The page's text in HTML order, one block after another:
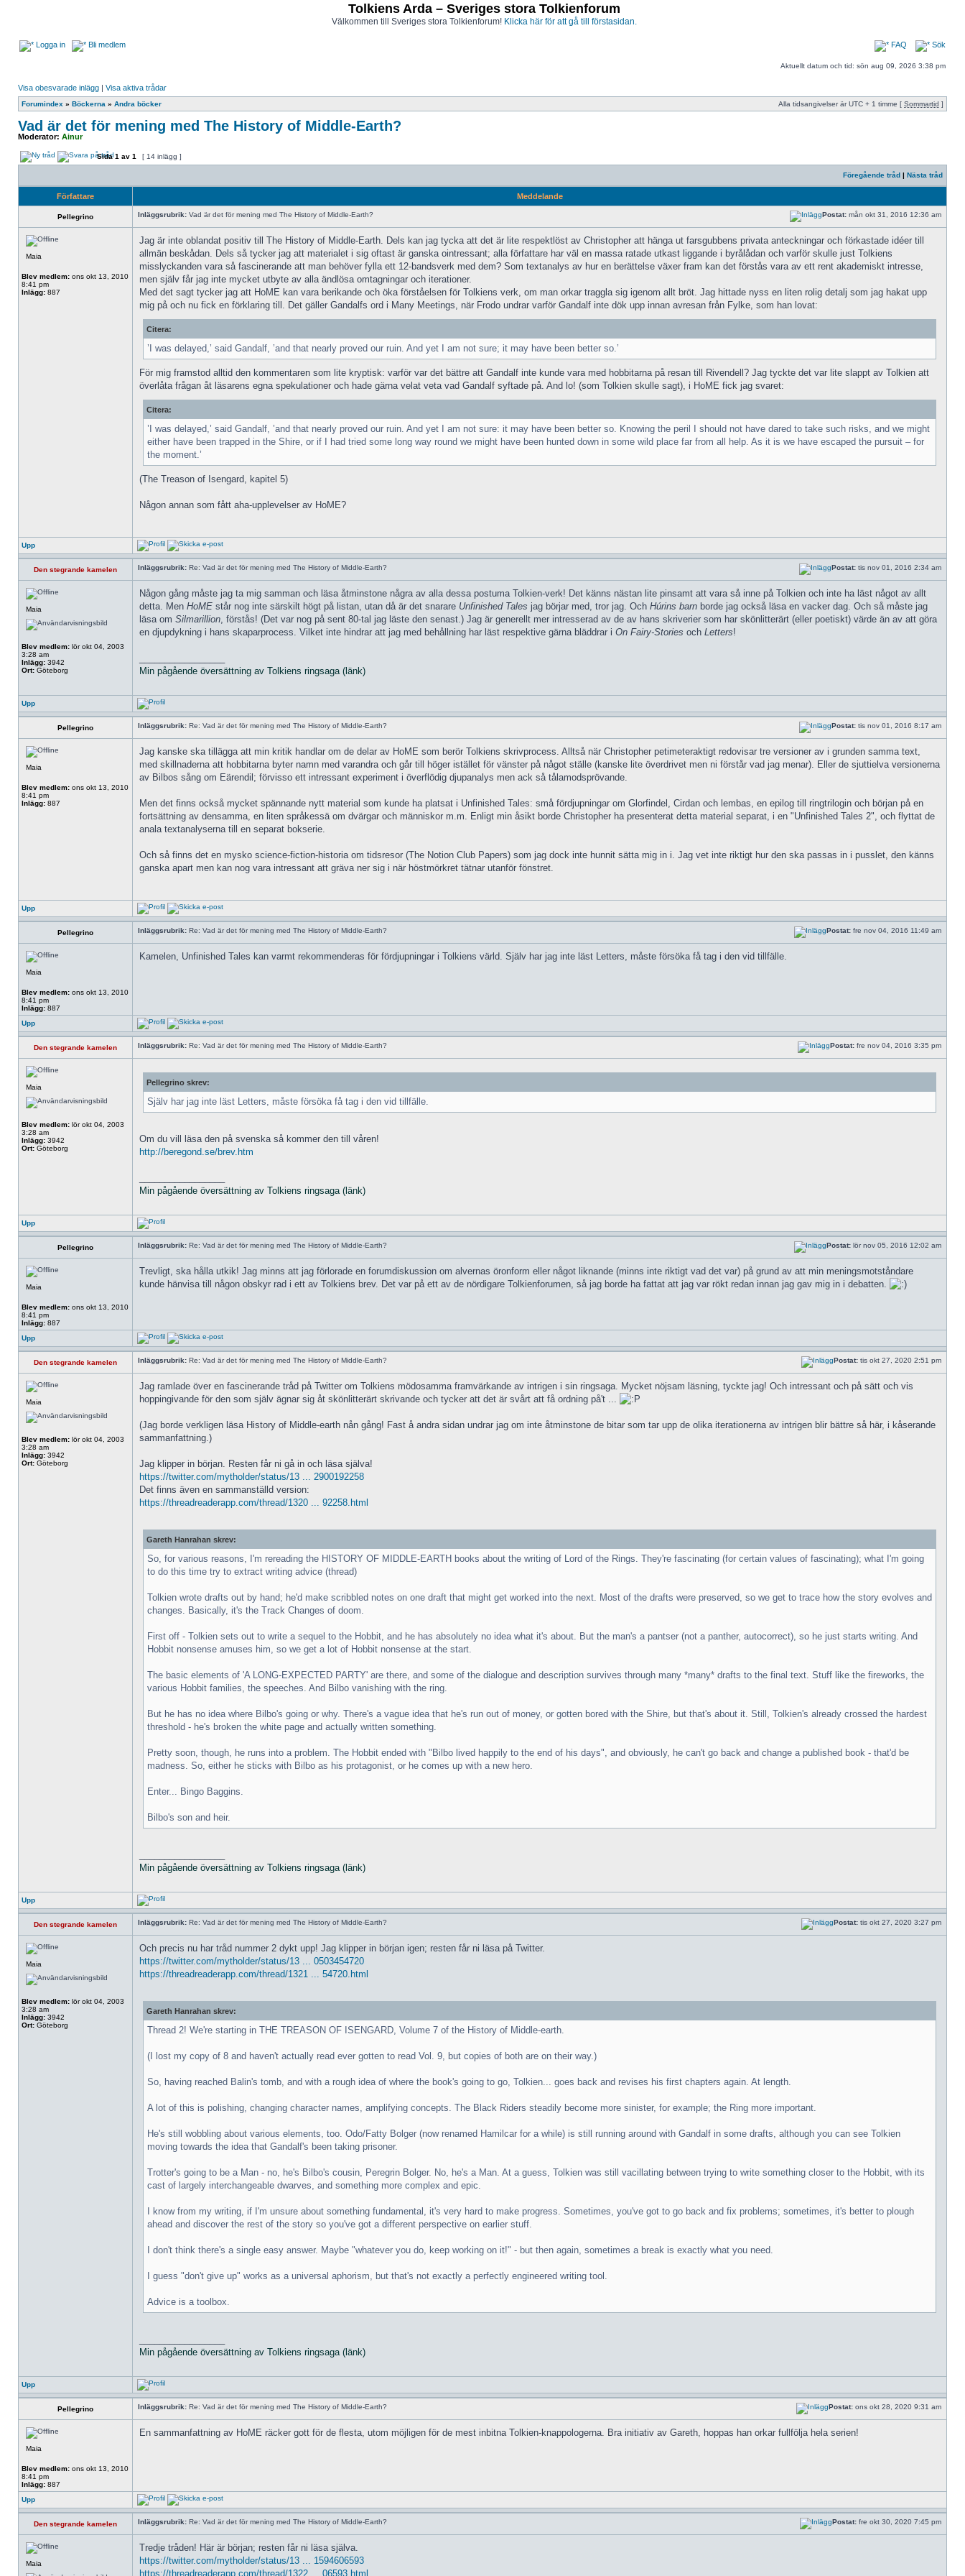
Tolkiens Arda – Sveriges stora Tolkienforum
Välkommen till Sveriges stora Tolkienforum! Klicka här för att gå till förstasidan.
Logga in Bli medlem FAQ Sök
Aktuellt datum och tid: sön aug 09, 2026 3:38 pm
Visa obesvarade inlägg | Visa aktiva trådar
Forumindex » Böckerna » Andra böcker Alla tidsangivelser är UTC + 1 timme [ Sommartid ]
Vad är det för mening med The History of Middle-Earth?
Moderator: Ainur
Sida1 av 1 [ 14 inlägg ]
Föregående tråd | Nästa tråd
Författare Meddelande
Pellegrino Inläggsrubrik: Vad är det för mening med The History of Middle-Earth? Postat: mån okt 31, 2016 12:36 am
Maia
Blev medlem: ons okt 13, 2010
8:41 pm
Inlägg: 887
Jag är inte oblandat positiv till The History of Middle-Earth. Dels kan jag tycka att det är lite respektlöst av Christopher att hänga ut farsgubbens privata anteckningar och förkastade idéer till
allmän beskådan. Dels så tycker jag att materialet i sig oftast är ganska ointressant; alla författare har väl en massa ratade utkast liggande i byrålådan och varför skulle just Tolkiens
misslyckanden vara så fascinerande att man behöver fylla ett 12-bandsverk med dem? Som textanalys av hur en berättelse växer fram kan det förstås vara av ett rent akademiskt intresse,
men själv får jag inte mycket utbyte av alla ändlösa omtagningar och iterationer.
Med det sagt tycker jag att HoME kan vara berikande och öka förståelsen för Tolkiens verk, om man orkar traggla sig igenom allt bröt. Jag hittade nyss en liten rolig detalj som jag hakat upp
mig på och nu fick en förklaring till. Det gäller Gandalfs ord i Many Meetings, när Frodo undrar varför Gandalf inte dök upp innan avresan från Fylke, som han lovat:
Citera:
’I was delayed,’ said Gandalf, ’and that nearly proved our ruin. And yet I am not sure; it may have been better so.’
För mig framstod alltid den kommentaren som lite kryptisk: varför var det bättre att Gandalf inte kunde vara med hobbitarna på resan till Rivendell? Jag tyckte det var lite slappt av Tolkien att
överlåta frågan åt läsarens egna spekulationer och hade gärna velat veta vad Gandalf syftade på. And lo! (som Tolkien skulle sagt), i HoME fick jag svaret:
Citera:
’I was delayed,’ said Gandalf, ’and that nearly proved our ruin. And yet I am not sure: it may have been better so. Knowing the peril I should not have dared to take such risks, and we might
either have been trapped in the Shire, or if I had tried some long way round we might have been hunted down in some wild place far from all help. As it is we have escaped the pursuit – for
the moment.’
(The Treason of Isengard, kapitel 5)
Någon annan som fått aha-upplevelser av HoME?
Upp
Den stegrande kamelen Inläggsrubrik: Re: Vad är det för mening med The History of Middle-Earth? Postat: tis nov 01, 2016 2:34 am
Maia
Blev medlem: lör okt 04, 2003
3:28 am
Inlägg: 3942
Ort: Göteborg
Någon gång måste jag ta mig samman och läsa åtminstone några av alla dessa postuma Tolkien-verk! Det känns nästan lite pinsamt att vara så inne på Tolkien och inte ha läst något av allt
detta. Men HoME står nog inte särskilt högt på listan, utan då är det snarare Unfinished Tales jag börjar med, tror jag. Och Húrins barn borde jag också läsa en vacker dag. Och så måste jag
läsa om Silmarillion, förstås! (Det var nog på sent 80-tal jag läste den senast.) Jag är generellt mer intresserad av de av hans skriverier som har skönlitterärt (eller poetiskt) värde än av att göra
en djupdykning i hans skaparprocess. Vilket inte hindrar att jag med behållning har läst respektive gärna bläddrar i On Fairy-Stories och Letters!
Min pågående översättning av Tolkiens ringsaga (länk)
Upp
Pellegrino Inläggsrubrik: Re: Vad är det för mening med The History of Middle-Earth? Postat: tis nov 01, 2016 8:17 am
Maia
Blev medlem: ons okt 13, 2010
8:41 pm
Inlägg: 887
Jag kanske ska tillägga att min kritik handlar om de delar av HoME som berör Tolkiens skrivprocess. Alltså när Christopher petimeteraktigt redovisar tre versioner av i grunden samma text,
med skillnaderna att hobbitarna byter namn med varandra och går till höger istället för vänster på något ställe (kanske lite överdrivet men ni förstår vad jag menar). Eller de sjuttielva versionerna
av Bilbos sång om Eärendil; förvisso ett intressant experiment i överflödig djupanalys men ack så tålamodsprövande.
Men det finns också mycket spännande nytt material som kunde ha platsat i Unfinished Tales: små fördjupningar om Glorfindel, Cirdan och lembas, en epilog till ringtrilogin och början på en
fortsättning av densamma, en liten språkessä om dvärgar och människor m.m. Enligt min åsikt borde Christopher ha presenterat detta material separat, i en "Unfinished Tales 2", och flyttat de
anala textanalyserna till en separat bokserie.
Och så finns det en mysko science-fiction-historia om tidsresor (The Notion Club Papers) som jag dock inte hunnit sätta mig in i. Jag vet inte riktigt hur den ska passas in i pusslet, den känns
ganska apart men kan nog vara intressant att gräva ner sig i när höstmörkret tätnar utanför fönstret.
Upp
Pellegrino Inläggsrubrik: Re: Vad är det för mening med The History of Middle-Earth? Postat: fre nov 04, 2016 11:49 am
Maia
Blev medlem: ons okt 13, 2010
8:41 pm
Inlägg: 887
Kamelen, Unfinished Tales kan varmt rekommenderas för fördjupningar i Tolkiens värld. Själv har jag inte läst Letters, måste försöka få tag i den vid tillfälle.
Upp
Den stegrande kamelen Inläggsrubrik: Re: Vad är det för mening med The History of Middle-Earth? Postat: fre nov 04, 2016 3:35 pm
Maia
Blev medlem: lör okt 04, 2003
3:28 am
Inlägg: 3942
Ort: Göteborg
Pellegrino skrev:
Själv har jag inte läst Letters, måste försöka få tag i den vid tillfälle.
Om du vill läsa den på svenska så kommer den till våren!
http://beregond.se/brev.htm
Min pågående översättning av Tolkiens ringsaga (länk)
Upp
Pellegrino Inläggsrubrik: Re: Vad är det för mening med The History of Middle-Earth? Postat: lör nov 05, 2016 12:02 am
Maia
Blev medlem: ons okt 13, 2010
8:41 pm
Inlägg: 887
Trevligt, ska hålla utkik! Jag minns att jag förlorade en forumdiskussion om alvernas öronform eller något liknande (minns inte riktigt vad det var) på grund av att min meningsmotståndare
kunde hänvisa till någon obskyr rad i ett av Tolkiens brev. Det var på ett av de nördigare Tolkienforumen, så jag borde ha fattat att jag var rökt redan innan jag gav mig in i debatten.
Upp
Den stegrande kamelen Inläggsrubrik: Re: Vad är det för mening med The History of Middle-Earth? Postat: tis okt 27, 2020 2:51 pm
Maia
Blev medlem: lör okt 04, 2003
3:28 am
Inlägg: 3942
Ort: Göteborg
Jag ramlade över en fascinerande tråd på Twitter om Tolkiens mödosamma framvärkande av intrigen i sin ringsaga. Mycket nöjsam läsning, tyckte jag! Och intressant och på sätt och vis
hoppingivande för den som själv ägnar sig åt skönlitterärt skrivande och tycker att det är svårt att få ordning på't ...
(Jag borde verkligen läsa History of Middle-earth nån gång! Fast å andra sidan undrar jag om inte åtminstone de bitar som tar upp de olika iterationerna av intrigen blir bättre så här, i kåserande
sammanfattning.)
Jag klipper in början. Resten får ni gå in och läsa själva!
https://twitter.com/mytholder/status/13 ... 2900192258
Det finns även en sammanställd version:
https://threadreaderapp.com/thread/1320 ... 92258.html
Gareth Hanrahan skrev:
So, for various reasons, I'm rereading the HISTORY OF MIDDLE-EARTH books about the writing of Lord of the Rings. They're fascinating (for certain values of fascinating); what I'm going
to do this time try to extract writing advice (thread)
Tolkien wrote drafts out by hand; he'd make scribbled notes on one draft that might get worked into the next. Most of the drafts were preserved, so we get to trace how the story evolves and
changes. Basically, it's the Track Changes of doom.
First off - Tolkien sets out to write a sequel to the Hobbit, and he has absolutely no idea what it's about. But the man's a pantser (not a panther, autocorrect), so he just starts writing. And
Hobbit nonsense amuses him, so we get a lot of Hobbit nonsense at the start.
The basic elements of 'A LONG-EXPECTED PARTY' are there, and some of the dialogue and description survives through many *many* drafts to the final text. Stuff like the fireworks, the
various Hobbit families, the speeches. And Bilbo vanishing with the ring.
But he has no idea where Bilbo's going or why. There's a vague idea that he's run out of money, or gotten bored with the Shire, but that's about it. Still, Tolkien's already crossed the hardest
threshold - he's broken the white page and actually written something.
Pretty soon, though, he runs into a problem. The Hobbit ended with "Bilbo lived happily to the end of his days", and obviously, he can't go back and change a published book - that'd be
madness. So, either he sticks with Bilbo as his protagonist, or he comes up with a new hero.
Enter... Bingo Baggins.
Bilbo's son and heir.
Min pågående översättning av Tolkiens ringsaga (länk)
Upp
Den stegrande kamelen Inläggsrubrik: Re: Vad är det för mening med The History of Middle-Earth? Postat: tis okt 27, 2020 3:27 pm
Maia
Blev medlem: lör okt 04, 2003
3:28 am
Inlägg: 3942
Ort: Göteborg
Och precis nu har tråd nummer 2 dykt upp! Jag klipper in början igen; resten får ni läsa på Twitter.
https://twitter.com/mytholder/status/13 ... 0503454720
https://threadreaderapp.com/thread/1321 ... 54720.html
Gareth Hanrahan skrev:
Thread 2! We're starting in THE TREASON OF ISENGARD, Volume 7 of the History of Middle-earth.
(I lost my copy of 8 and haven't actually read ever gotten to read Vol. 9, but copies of both are on their way.)
So, having reached Balin's tomb, and with a rough idea of where the book's going to go, Tolkien... goes back and revises his first chapters again. At length.
A lot of this is polishing, changing character names, amplifying concepts. The Black Riders steadily become more sinister, for example; the Ring more important.
He's still wobbling about various elements, too. Odo/Fatty Bolger (now renamed Hamilcar for a while) is still running around with Gandalf in some drafts, although you can see Tolkien
moving towards the idea that Gandalf's been taking prisoner.
Trotter's going to be a Man - no, he's Bilbo's cousin, Peregrin Bolger. No, he's a Man. At a guess, Tolkien was still vacillating between trying to write something closer to the Hobbit, with its
cast of largely interchangeable dwarves, and something more complex and epic.
I know from my writing, if I'm unsure about something fundamental, it's very hard to make progress. Sometimes, you've got to go back and fix problems; sometimes, it's better to plough
ahead and discover the rest of the story so you've got a different perspective on earlier stuff.
I don't think there's a single easy answer. Maybe "whatever you do, keep working on it!" - but then again, sometimes a break is exactly what you need.
I guess "don't give up" works as a universal aphorism, but that's not exactly a perfectly engineered writing tool.
Advice is a toolbox.
Min pågående översättning av Tolkiens ringsaga (länk)
Upp
Pellegrino Inläggsrubrik: Re: Vad är det för mening med The History of Middle-Earth? Postat: ons okt 28, 2020 9:31 am
Maia
Blev medlem: ons okt 13, 2010
8:41 pm
Inlägg: 887
En sammanfattning av HoME räcker gott för de flesta, utom möjligen för de mest inbitna Tolkien-knappologerna. Bra initiativ av Gareth, hoppas han orkar fullfölja hela serien!
Upp
Den stegrande kamelen Inläggsrubrik: Re: Vad är det för mening med The History of Middle-Earth? Postat: fre okt 30, 2020 7:45 pm
Maia
Tredje tråden! Här är början; resten får ni läsa själva.
https://twitter.com/mytholder/status/13 ... 1594606593
https://threadreaderapp.com/thread/1322 ... 06593.html